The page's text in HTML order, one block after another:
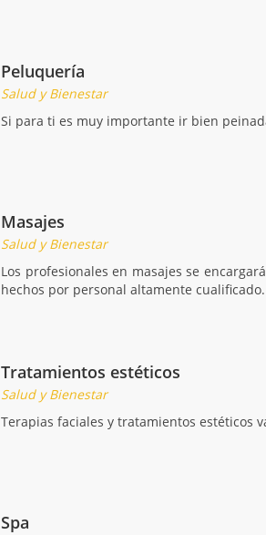
Peluquería
Salud y Bienestar
Si para ti es muy importante ir bien
Masajes
Salud y Bienestar
Los profesionales en masajes se
hechos por personal altamente cualificado.
Tratamientos estéticos
Salud y Bienestar
Terapias faciales y tratamientos estéticos
Spa